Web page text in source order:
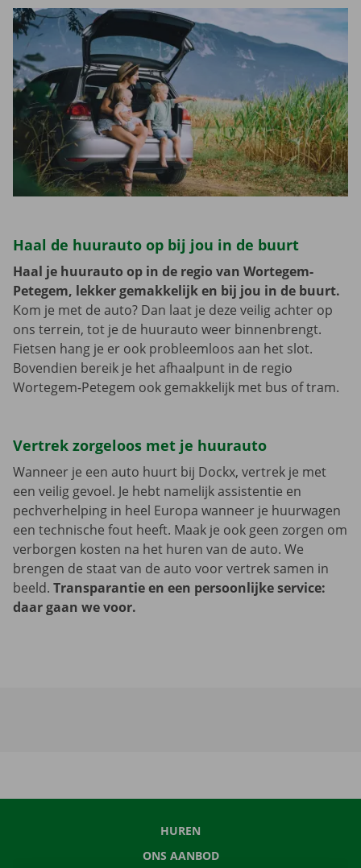
Haal de huurauto op bij jou in de buurt
Haal je huurauto op in de regio van Wortegem-
Petegem, lekker gemakkelijk en bij jou in de buurt.
Kom je met de auto? Dan laat je deze veilig achter op
ons terrein, tot je de huurauto weer binnenbrengt.
Fietsen hang je er ook probleemloos aan het slot.
Bovendien bereik je het afhaalpunt in de regio
Wortegem-Petegem ook gemakkelijk met bus of tram.
Vertrek zorgeloos met je huurauto
Wanneer je een auto huurt bij Dockx, vertrek je met
een veilig gevoel. Je hebt namelijk assistentie en
pechverhelping in heel Europa wanneer je huurwagen
een technische fout heeft. Maak je ook geen zorgen om
verborgen kosten na het huren van de auto. We
brengen de staat van de auto voor vertrek samen in
beeld. Transparantie en een persoonlijke service:
daar gaan we voor.
HUREN
ONS AANBOD